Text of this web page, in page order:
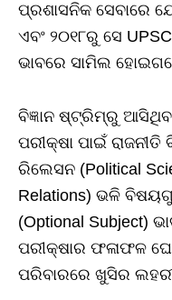
ପ୍ରଶାସନିକ ସେବାରେ
ଏବଂ ୨୦୧୮ରୁ ସେ
ଭାବରେ ସାମିଲ
ବିଜ୍ଞାନ ଷ୍ଟ୍ରିମ୍‌ରୁ
ପରୀକ୍ଷା ପାଇଁ ରାଜନୀତି
ରିଲେସନ (Political
Relations) ଭଳି
(Optional Subject)
ପରୀକ୍ଷାର ଫଳାଫଳ
ପରିବାରରେ ଖୁସିର